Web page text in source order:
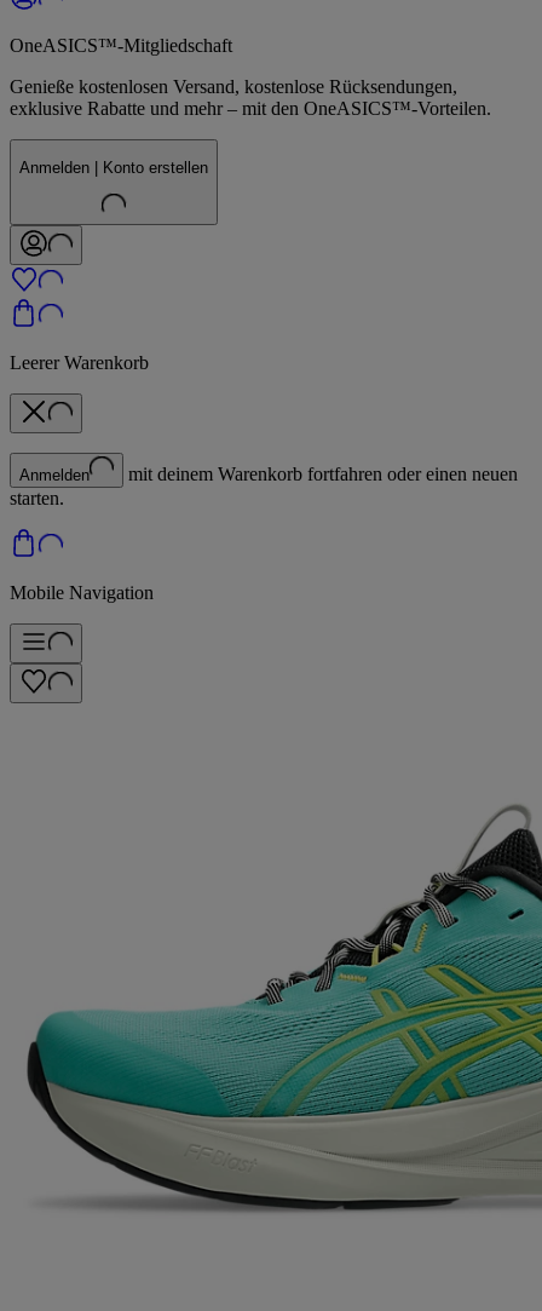
OneASICS™-Mitgliedschaft
Genieße kostenlosen Versand, kostenlose Rücksendungen,
exklusive Rabatte und mehr – mit den OneASICS™-Vorteilen.
Anmelden | Konto erstellen
Leerer Warenkorb
Anmelden
mit deinem Warenkorb fortfahren oder einen neuen
starten.
Mobile Navigation